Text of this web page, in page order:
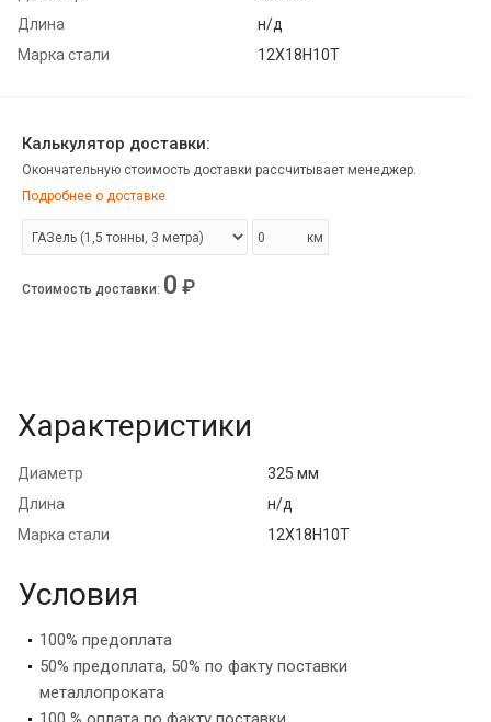
Длина
н/д
Марка стали
12Х18Н10Т
Калькулятор доставки:
Окончательную стоимость доставки рассчитывает менеджер.
Подробнее о доставке
км
Стоимость доставки: 0 ₽
Характеристики
Диаметр
325 мм
Длина
н/д
Марка стали
12Х18Н10Т
Условия
100% предоплата
50% предоплата, 50% по факту поставки
металлопроката